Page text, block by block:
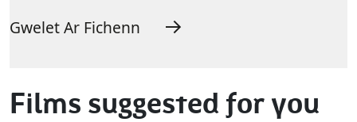
Gwelet Ar Fichenn
Films suggested for you